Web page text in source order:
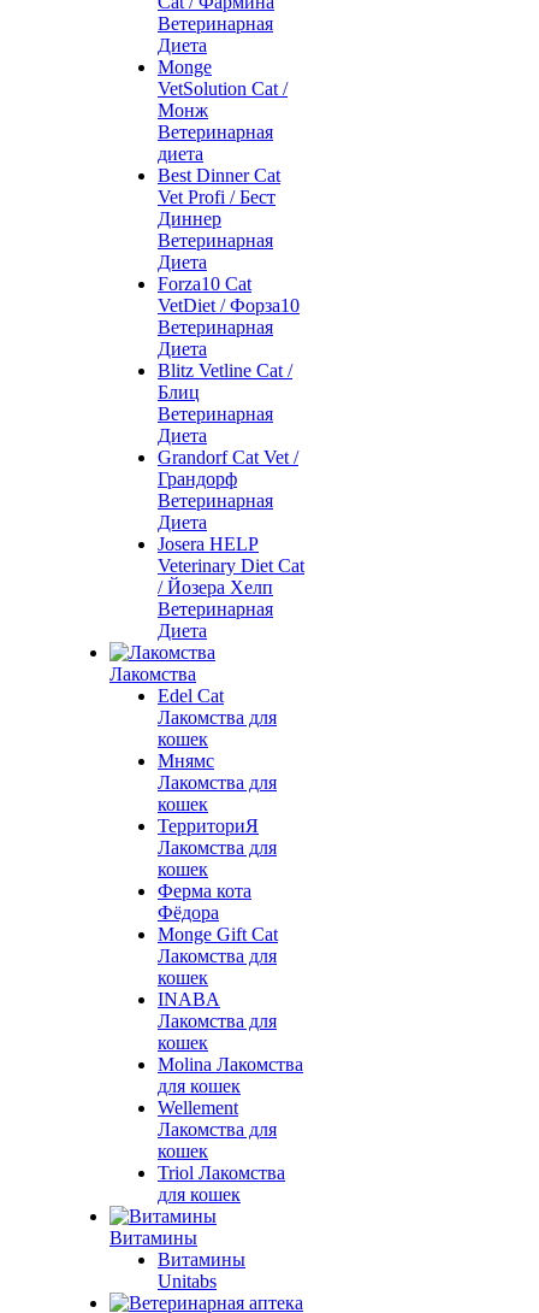
Ветеринарная
Диета
Monge
VetSolution Cat /
Монж
Ветеринарная
диета
Best Dinner Cat
Vet Profi / Бест
Диннер
Ветеринарная
Диета
Forza10 Cat
VetDiet / Форза10
Ветеринарная
Диета
Blitz Vetline Cat /
Блиц
Ветеринарная
Диета
Grandorf Cat Vet /
Грандорф
Ветеринарная
Диета
Josera HELP
Veterinary Diet Cat
/ Йозера Хелп
Ветеринарная
Диета
Лакомства
Edel Cat
Лакомства для
кошек
Мнямс
Лакомства для
кошек
ТерриториЯ
Лакомства для
кошек
Ферма кота
Фёдора
Monge Gift Cat
Лакомства для
кошек
INABA
Лакомства для
кошек
Molina Лакомства
для кошек
Wellement
Лакомства для
кошек
Triol Лакомства
для кошек
Витамины
Витамины
Unitabs